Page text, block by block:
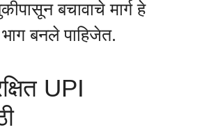
बचावाचे मार्ग हे
बनले पाहिजेत.
UPI